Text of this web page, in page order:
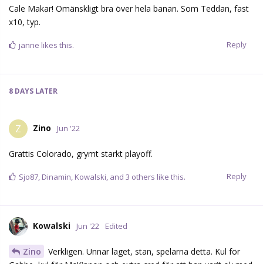
Cale Makar! Omänskligt bra över hela banan. Som Teddan, fast
x10, typ.
Reply
janne likes this.
8 DAYS LATER
Z Zino Jun '22
Grattis Colorado, grymt starkt playoff.
Reply
Sjo87, Dinamin, Kowalski, and 3 others like this.
Kowalski Jun '22 Edited
Zino
Verkligen. Unnar laget, stan, spelarna detta. Kul för